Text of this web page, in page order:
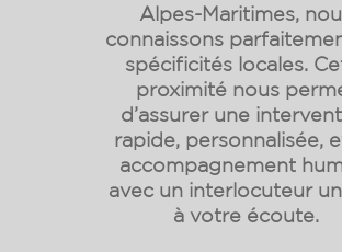
Alpes-Maritimes,
connaissons
spécificités locales.
proximité nous
d’assurer une
rapide, personnalisée,
accompagnement
avec un interlocuteur
à votre écoute.